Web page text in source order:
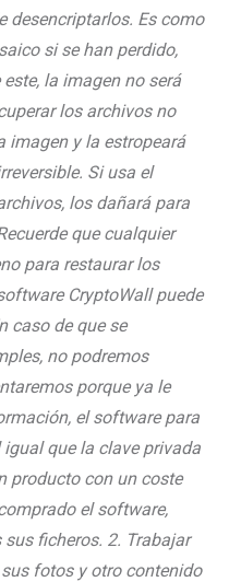
desencriptarlos. Es como
si se han perdido,
la imagen no será
los archivos no
imagen y la estropeará
Si usa el
los dañará para
que cualquier
para restaurar los
CryptoWall puede
caso de que se
no podremos
porque ya le
el software para
que la clave privada
producto con un coste
el software,
ficheros. 2. Trabajar
fotos y otro contenido